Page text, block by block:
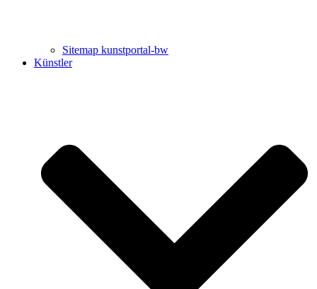
Sitemap kunstportal-bw
Künstler